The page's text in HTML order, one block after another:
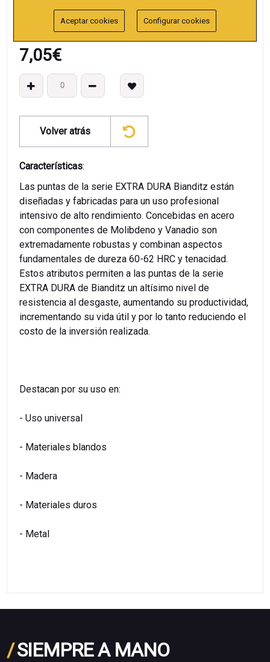
7,05€
Volver atrás
Características:
Las puntas de la serie EXTRA DURA Bianditz están
diseñadas y fabricadas para un uso profesional
intensivo de alto rendimiento. Concebidas en acero
con componentes de Molibdeno y Vanadio son
extremadamente robustas y combinan aspectos
fundamentales de dureza 60-62 HRC y tenacidad.
Estos atributos permiten a las puntas de la serie
EXTRA DURA de Bianditz un altísimo nivel de
resistencia al desgaste, aumentando su productividad,
incrementando su vida útil y por lo tanto reduciendo el
costo de la inversión realizada.
Destacan por su uso en:
- Uso universal
- Materiales blandos
- Madera
- Materiales duros
- Metal
/SIEMPRE A MANO
Aceptar cookies Configurar cookies